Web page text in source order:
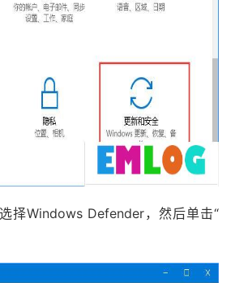
Windows Defender，然后单击“